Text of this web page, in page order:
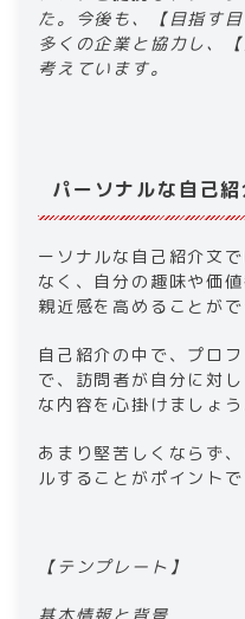
た。今後も、【目指す
多くの企業と協力し、
考えています。​
パーソナルな自己
ーソナルな自己紹介文
なく、自分の趣味や価
親近感を高めることがで
自己紹介の中で、​​プロ
で、訪問者が自分に対
な内容を心掛けましょう
あまり堅苦しくならず
ルすることがポイントで
​​【テンプレート】​
​​基本情報と背景​